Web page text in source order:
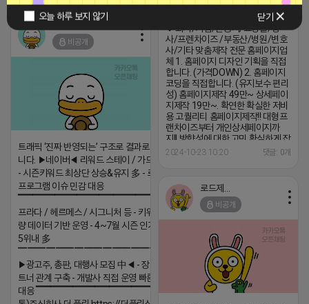
오늘 하루 보지 않기 닫기
◆홈페이지 제작◆ ◆상세페이지
제작◆ ◆블로그형 홈페이지 제작
◆ 회사/기업/관공서/쇼핑몰/행
사/프렌차이즈 /부동산/병원/변호
사/기타 맞춤제작 전문 홈페이지업
체 1. 홈페이지 디자인 기획을 직접
합니다. (가격DOWN) 2. 홈페이지
코딩을 직접합니다. (유지보수 편리
성) 홈페이지제작 49만~ 상세페이
지제작 19만~. 확연한 확실한 저비
용 고퀄리티 홈페이지제작!! 대형프
랜차이즈부터 개인상세페이지까
지!! 방향성에 대한 고민 확실하게 잡
아 드리겠습니다. 관리가 안되고 있
(콜)상담문의(콜) 1666-6535 모
바일 상담은 밑 링크 클릭
http://pf.kakao.com/_xjIxiJxj
2024-10-23 10:20 댓글: 0개
비공개
트래픽 ‘진짜 반영되는’ 구조로 결과로 보여드립
니다. ▶네이버◀ 리워드 스테이 / 가드 / 자몽 등
- 시즌키워드 최상단 상승&유지 多 - 로직변화,
프로그램 이슈 민감 대응
▔▔▔▔▔▔▔▔▔▔▔▔▔▔▔▔▔▔ ▶쿠팡◀
프라다 / 헤르메스 / 시그니처 등 - 키워드 검색
량 데이터 기반 운영 - 4~7월 시즌 인기 키워드
5위내 多
▔▔▔▔▔▔▔▔▔▔▔▔▔▔▔▔▔▔
▶광고주, 총판, 대행사 모집 中◀ - 장기 협업 파
트너 관계 구축 - 개발사 직접 운영 빠른 피드백
대응 ▔▔▔▔▔▔▔▔▔▔▔▔▔▔▔▔▔▔ (카
비공개